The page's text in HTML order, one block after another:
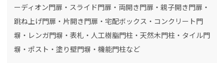
ーディオン門扉・スライド門扉・両開き門扉・親子開き門扉・
跳ね上げ門扉・片開き門扉・宅配ボックス・コンクリート門
塀・レンガ門塀・表札・人工樹脂門柱・天然木門柱・タイル門
塀・ポスト・塗り壁門塀・機能門柱など